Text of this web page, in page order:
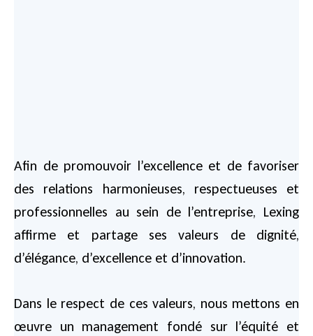
Afin de promouvoir l’excellence et de favoriser
des relations harmonieuses, respectueuses et
professionnelles au sein de l’entreprise, Lexing
affirme et partage ses valeurs de dignité,
d’élégance, d’excellence et d’innovation.
Dans le respect de ces valeurs, nous mettons en
œuvre un management fondé sur l’équité et